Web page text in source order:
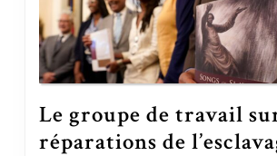
Le groupe de travail
réparations de